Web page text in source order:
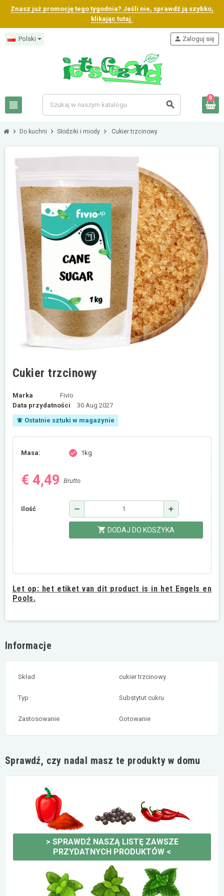
Znasz już promocję tego tygodnia? Jeśli nie, sprawdź ją szybko,
klikając tutaj.
Polski
view_headline search
person Zaloguj się
0
chevron_right Do kuchni chevron_right Słodziki i miody chevron_right Cukier trzcinowy
Cukier trzcinowy
Marka
Fivio
Data przydatności
30 Aug 2027
notifications_active Ostatnie sztuki w magazynie
Masa: check 1kg
€ 4,49 Brutto
Ilość remove add
shopping_cart DODAJ DO KOSZYKA
Let op: het etiket van dit product is in het Engels en
Pools.
Informacje
Skład cukier trzcinowy
Typ Substytut cukru
Zastosowanie Gotowanie
Sprawdź, czy nadal masz te produkty w domu
> SPRAWDŹ NASZĄ LISTĘ ZAWSZE
PRZYDATNYCH PRODUKTÓW <